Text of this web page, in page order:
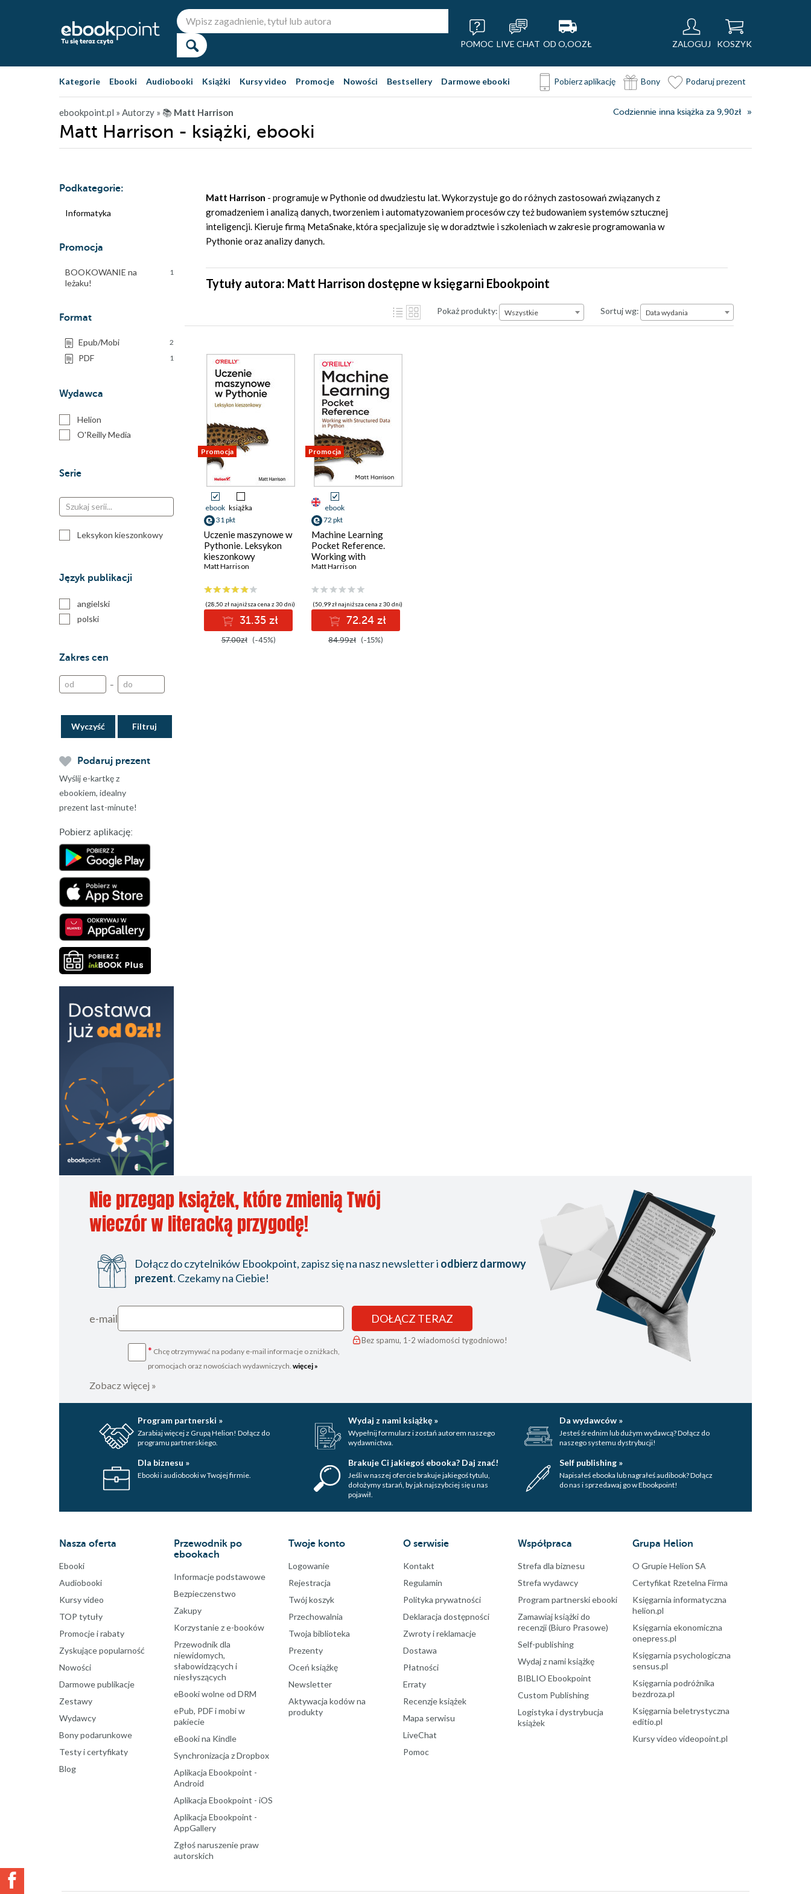
POMOC LIVE CHAT OD O,OOZŁ ZALOGUJ KOSZYK
Kategorie Ebooki Audiobooki Książki Kursy video Promocje Nowości Bestsellery Darmowe ebooki Pobierz aplikację Bony Podaruj prezent
ebookpoint.pl » Autorzy » 📚 Matt Harrison Codziennie inna książka za 9,90zł
Matt Harrison - książki, ebooki
Podkategorie:
Informatyka
Promocja
BOOKOWANIE na
leżaku!
1
Format
Epub/Mobi 2
PDF 1
Wydawca
Helion
O'Reilly Media
Serie
Leksykon kieszonkowy
Język publikacji
angielski
polski
Zakres cen
–
Wyczyść
Podaruj prezent
Wyślij e-kartkę z
ebookiem, idealny
prezent last-minute!
Pobierz aplikację:
Matt Harrison - programuje w Pythonie od dwudziestu lat. Wykorzystuje go do różnych zastosowań związanych z
gromadzeniem i analizą danych, tworzeniem i automatyzowaniem procesów czy też budowaniem systemów sztucznej
inteligencji. Kieruje firmą MetaSnake, która specjalizuje się w doradztwie i szkoleniach w zakresie programowania w
Pythonie oraz analizy danych.
Tytuły autora: Matt Harrison dostępne w księgarni Ebookpoint
Pokaż produkty: Wszystkie Sortuj wg:Data wydania
Data wydania
Promocja
ebook książka
31 pkt
Uczenie maszynowe w
Pythonie. Leksykon
kieszonkowy
Matt Harrison
(28,50 zł najniższa cena z 30 dni)
31.35 zł
57.00zł (-45%)
Promocja
ebook
72 pkt
Machine Learning
Pocket Reference.
Working with
Structured Data in
Matt Harrison
(50,99 zł najniższa cena z 30 dni)
72.24 zł
84.99zł (-15%)
Nie przegap książek, które zmienią Twój
wieczór w literacką przygodę!
Dołącz do czytelników Ebookpoint, zapisz się na nasz newsletter i odbierz darmowy
prezent. Czekamy na Ciebie!
e-mail
* Chcę otrzymywać na podany e-mail informacje o zniżkach,
promocjach oraz nowościach wydawniczych. więcej »
DOŁĄCZ TERAZ
Bez spamu, 1-2 wiadomości tygodniowo!
Zobacz więcej »
Program partnerski »
Zarabiaj więcej z Grupą Helion! Dołącz do
programu partnerskiego.
Wydaj z nami książkę »
Wypełnij formularz i zostań autorem naszego
wydawnictwa.
Da wydawców »
Jesteś średnim lub dużym wydawcą? Dołącz do
naszego systemu dystrybucji!
Dla biznesu »
Ebooki i audiobooki w Twojej firmie.
Brakuje Ci jakiegoś ebooka? Daj znać!
Jeśli w naszej ofercie brakuje jakiegoś tytulu,
dołożymy starań, by jak najszybciej się u nas
pojawił.
Self publishing »
Napisałeś ebooka lub nagrałeś audibook? Dołącz
do nas i sprzedawaj go w Ebookpoint!
Nasza oferta
Ebooki
Audiobooki
Kursy video
TOP tytuły
Promocje i rabaty
Zyskujące popularność
Nowości
Darmowe publikacje
Zestawy
Wydawcy
Bony podarunkowe
Testy i certyfikaty
Blog
Przewodnik po
ebookach
Informacje podstawowe
Bezpieczenstwo
Zakupy
Korzystanie z e-booków
Przewodnik dla
niewidomych,
słabowidzących i
niesłyszących
eBooki wolne od DRM
ePub, PDF i mobi w
pakiecie
eBooki na Kindle
Synchronizacja z Dropbox
Aplikacja Ebookpoint -
Android
Aplikacja Ebookpoint - iOS
Aplikacja Ebookpoint -
AppGallery
Zgłoś naruszenie praw
autorskich
Twoje konto
Logowanie
Rejestracja
Twój koszyk
Przechowalnia
Twoja biblioteka
Prezenty
Oceń książkę
Newsletter
Aktywacja kodów na
produkty
O serwisie
Kontakt
Regulamin
Polityka prywatności
Deklaracja dostępności
Zwroty i reklamacje
Dostawa
Płatności
Erraty
Recenzje książek
Mapa serwisu
LiveChat
Pomoc
Współpraca
Strefa dla biznesu
Strefa wydawcy
Program partnerski ebooki
Zamawiaj książki do
recenzji (Biuro Prasowe)
Self-publishing
Wydaj z nami książkę
BIBLIO Ebookpoint
Custom Publishing
Logistyka i dystrybucja
książek
Grupa Helion
O Grupie Helion SA
Certyfikat Rzetelna Firma
Księgarnia informatyczna
helion.pl
Księgarnia ekonomiczna
onepress.pl
Księgarnia psychologiczna
sensus.pl
Księgarnia podróżnika
bezdroza.pl
Księgarnia beletrystyczna
editio.pl
Kursy video videopoint.pl